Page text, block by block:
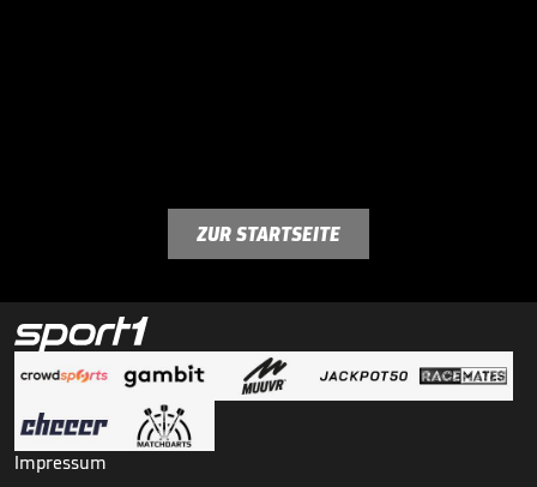
ZUR STARTSEITE
Impressum